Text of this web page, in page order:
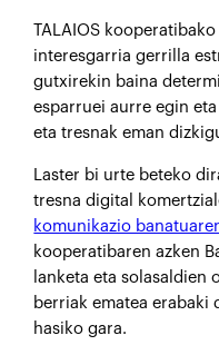
TALAIOS
interesgarria gerrilla
gutxirekin baina
esparruei aurre egin
eta tresnak eman
Laster bi urte beteko
tresna digital
komunikazio
kooperatibaren azken
lanketa eta solasaldien
berriak ematea erabaki
hasiko gara.